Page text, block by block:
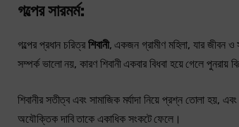
গল্পের সারমর্ম:
গল্পের প্রধান চরিত্র শিবানী, একজন গ্রামীণ মহিলা, যার জীবন ও
সম্পর্ক ভালো নয়, কারণ শিবানী একবার বিধবা হয়ে গেলে পুনরায়
শিবানীর সতীত্ব এবং সামাজিক মর্যাদা নিয়ে প্রশ্ন তোলা হয়,
অযৌক্তিক দাবি তাকে একাধিক সংকটে ফেলে।